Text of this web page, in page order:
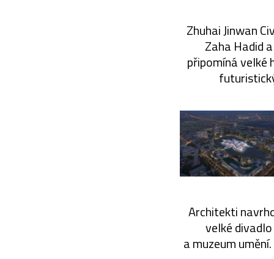
Zhuhai Jinwan
Zaha Hadid
připomíná velké
Architekti
velké
a muzeum